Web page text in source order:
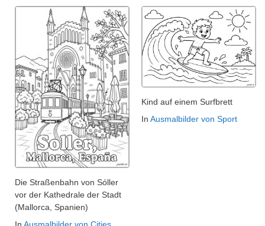
Die Straßenbahn von Sóller
vor der Kathedrale der Stadt
(Mallorca, Spanien)
In Ausmalbilder von Cities
Kind auf einem Surfbrett
In Ausmalbilder von Sport